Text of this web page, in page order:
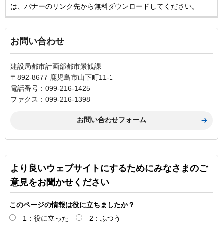
は、バナーのリンク先から無料ダウンロードしてください。
お問い合わせ
建設局都市計画部都市景観課
〒892-8677 鹿児島市山下町11-1
電話番号：099-216-1425
ファクス：099-216-1398
より良いウェブサイトにするためにみなさまのご
意見をお聞かせください
このページの情報は役に立ちましたか？
1：役に立った
2：ふつう